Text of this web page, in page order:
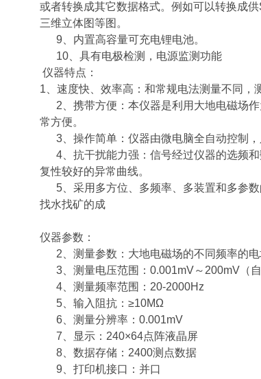
或者转换成其它数据格式。例如可以转换成
三维立体图等图。
9、内置高容量可充电锂电池。
10、具有电极检测，电源监测功能
仪器特点：
1、速度快、效率高：和常规电法测量不同，
2、携带方便：本仪器是利用大地电磁场作
常方便。
3、操作简单：仪器由微电脑全自动控制，
4、抗干扰能力强：信号经过仪器的选频和
复性较好的异常曲线。
5、采用多方位、多频率、多装置和多参数
找水找矿的成
仪器参数：
2、测量参数：大地电磁场的不同频率的电
3、测量电压范围：0.001mV～200mV（自
4、测量频率范围：20-2000Hz
5、输入阻抗：≥10MΩ
6、测量分辨率：0.001mV
7、显示：240×64点阵液晶屏
8、数据存储：2400测点数据
9、打印机接口：并口